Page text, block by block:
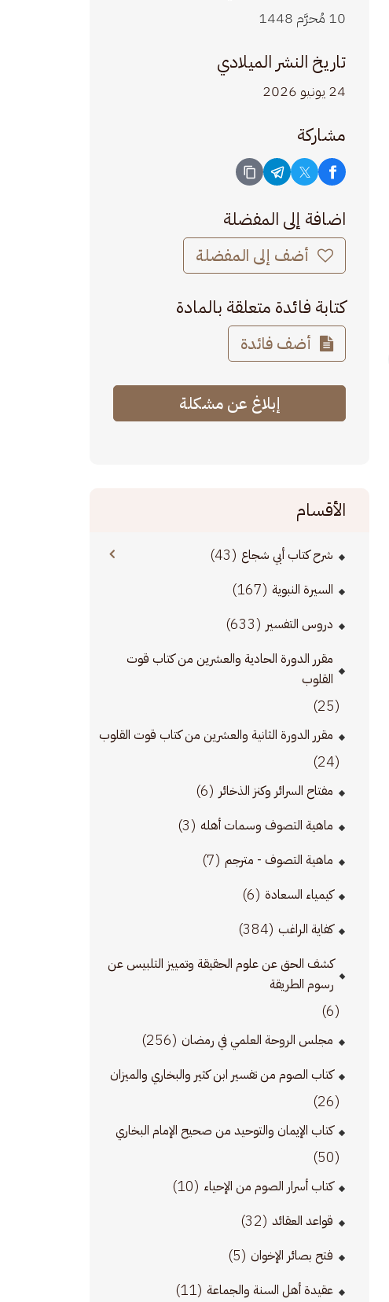
10 مُحرَّم 1448
تاريخ النشر الميلادي
24 يونيو 2026
مشاركة
اضافة إلى المفضلة
أضف إلى المفضلة
كتابة فائدة متعلقة بالمادة
أضف فائدة
إبلاغ عن مشكلة
الأقسام
شرح كتاب أبي شجاع (43)
السيرة النبوية (167)
دروس التفسير (633)
مقرر الدورة الحادية والعشرين من كتاب قوت
القلوب
(25)
مقرر الدورة الثانية والعشرين من كتاب قوت القلوب
(24)
مفتاح السرائر وكنز الذخائر (6)
ماهية التصوف وسمات أهله (3)
ماهية التصوف - مترجم (7)
كيمياء السعادة (6)
كفاية الراغب (384)
كشف الحق عن علوم الحقيقة وتمييز التلبيس عن
رسوم الطريقة
(6)
مجلس الروحة العلمي في رمضان (256)
كتاب الصوم من تفسير ابن كثير والبخاري والميزان
(26)
كتاب الإيمان والتوحيد من صحيح الإمام البخاري
(50)
كتاب أسرار الصوم من الإحياء (10)
قواعد العقائد (32)
فتح بصائر الإخوان (5)
عقيدة أهل السنة والجماعة (11)